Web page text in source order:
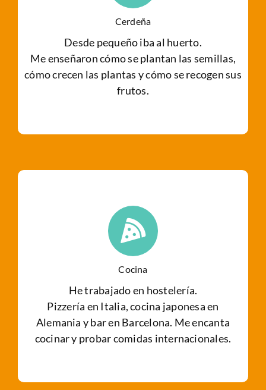
Cerdeña
Desde pequeño iba al huerto.
Me enseñaron cómo se plantan las semillas,
cómo crecen las plantas y cómo se recogen sus
frutos.
Cocina
He trabajado en hostelería.
Pizzería en Italia, cocina japonesa en
Alemania y bar en Barcelona. Me encanta
cocinar y probar comidas internacionales.